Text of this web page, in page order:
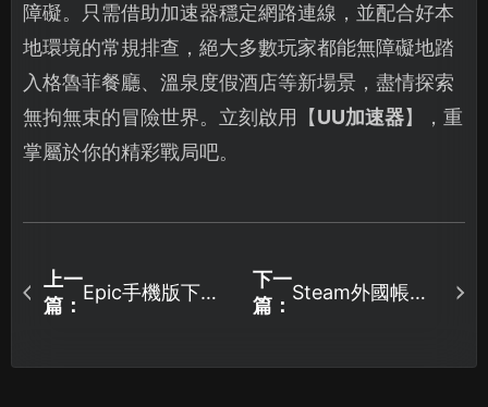
障礙。只需借助加速器穩定網路連線，並配合好本
地環境的常規排查，絕大多數玩家都能無障礙地踏
入格魯菲餐廳、溫泉度假酒店等新場景，盡情探索
無拘無束的冒險世界。立刻啟用【UU加速器】，重
掌屬於你的精彩戰局吧。
上一
篇：
Epic手機版下載
下一
篇：
Steam外國帳號
法！